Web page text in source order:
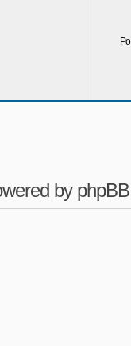
by phpBB